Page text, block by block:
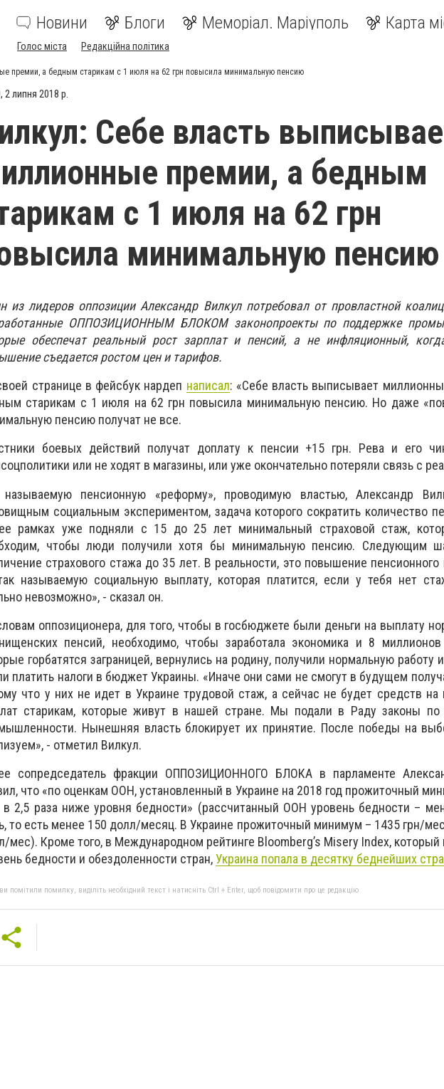
Новини Блоги Меморіал. Маріуполь Карта
Голос міста Редакційна політика
премии, а бедным старикам с 1 июля на 62 грн повысила минимальную пенсию
2 липня 2018 р.
Себе власть
премии, а бедным
с 1 июля на 62 грн
минимальную пенсию
из лидеров оппозиции Александр Вилкул потребовал от провластной
ОППОЗИЦИОННЫМ БЛОКОМ законопроекты по поддержке
обеспечат реальный рост зарплат и пенсий, а не инфляционный,
съедается ростом цен и тарифов.
странице в фейсбук нардеп написал: «Себе власть выписывает
старикам с 1 июля на 62 грн повысила минимальную пенсию. Но даже
пенсию получат не все.
боевых действий получат доплату к пенсии +15 грн. Рева и его
или не ходят в магазины, или уже окончательно потеряли связь с
называемую пенсионную «реформу», проводимую властью, Александр
социальным экспериментом, задача которого сократить количество
рамках уже подняли с 15 до 25 лет минимальный страховой стаж,
чтобы люди получили хотя бы минимальную пенсию. Следующим
страхового стажа до 35 лет. В реальности, это повышение пенсионного
называемую социальную выплату, которая платится, если у тебя нет
невозможно», - сказал он.
оппозиционера, для того, чтобы в госбюджете были деньги на выплату
пенсий, необходимо, чтобы заработала экономика и 8 миллионов
горбатятся заграницей, вернулись на родину, получили нормальную работу
платить налоги в бюджет Украины. «Иначе они сами не смогут в будущем
что у них не идет в Украине трудовой стаж, а сейчас не будет средств
старикам, которые живут в нашей стране. Мы подали в Раду законы по
Нынешняя власть блокирует их принятие. После победы на
- отметил Вилкул.
сопредседатель фракции ОППОЗИЦИОННОГО БЛОКА в парламенте
что «по оценкам ООН, установленный в Украине на 2018 год прожиточный
2,5 раза ниже уровня бедности» (рассчитанный ООН уровень бедности –
то есть менее 150 долл/месяц. В Украине прожиточный минимум – 1435 грн/
мес). Кроме того, в Международном рейтинге Bloomberg’s Misery Index, который
бедности и обездоленности стран,Украина попала в десятку беднейших
помітили помилку, виділіть необхідний текст і натисніть Ctrl + Enter, щоб повідомити про це редакцію